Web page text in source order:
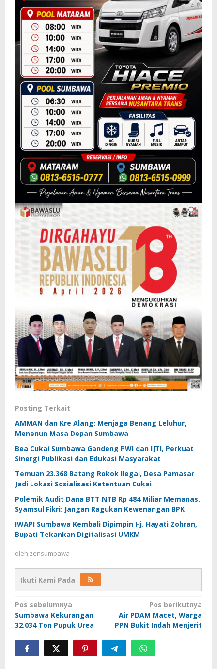
Posting Terkait
AMMAN dan Kre Alang: Menjaga Benang Leluhur,
Menenun Masa Depan Sumbawa
Bea Cukai Sumbawa Gandeng PWI dan IJTI, Perkuat
Sinergi Publikasi dan Edukasi Masyarakat
Temuan 23.368 Batang Rokok Ilegal, Desa Pamasar
Jadi Lokasi Sosialisasi Ketentuan Cukai
Polemik Audit Dana BTT NTB Rp 484 Miliar Memanas,
Syamsul Fikri: Jangan Ragukan Kewenangan BPK
IWAPI Sumbawa Kembali Dipimpin Hj. Hayati Zohran,
Bupati Tekankan Digitalisasi UMKM
oleh zensumbawa
Ikuti Kami Pada
Navigasi
pos
Pos sebelumnya
Sumbawa Kekurangan
32.034 Ton Pupuk Urea
Pos berikutnya
Air PDAM Macet, Warga
PPN Bukit Indah Menjerit